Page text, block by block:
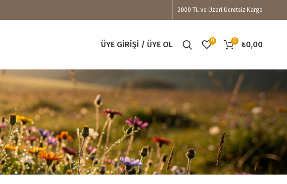
2000 TL ve Üzeri Ücretsiz Kargo
ÜYE GIRIŞI / ÜYE OL 0 0 ₺0,00